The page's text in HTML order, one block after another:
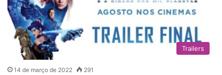
Trailers
14 de março de 2022 291